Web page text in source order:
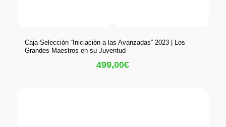
Caja Selección “Iniciación a las Avanzadas” 2023 | Los
Grandes Maestros en su Juventud
499,00€